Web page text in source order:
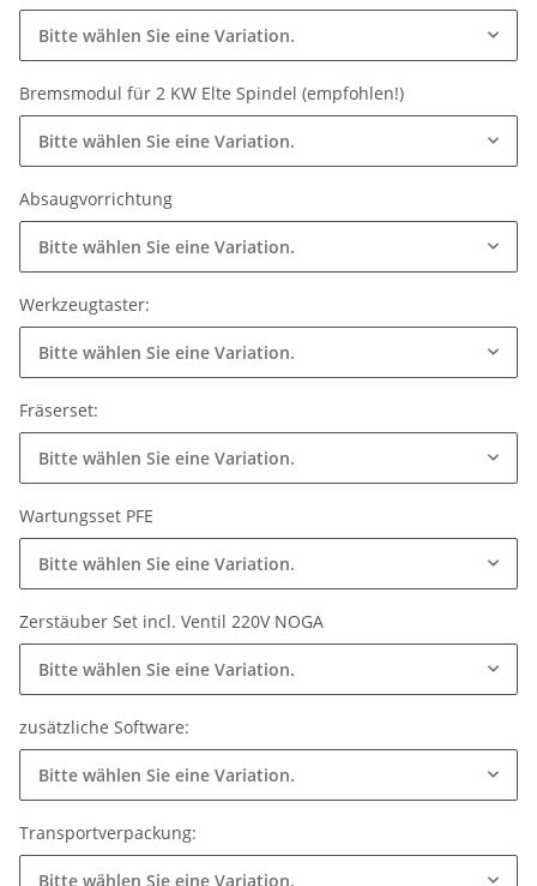
Bitte wählen Sie eine Variation.
Bremsmodul für 2 KW Elte Spindel (empfohlen!)
Bitte wählen Sie eine Variation.
Absaugvorrichtung
Bitte wählen Sie eine Variation.
Werkzeugtaster:
Bitte wählen Sie eine Variation.
Fräserset:
Bitte wählen Sie eine Variation.
Wartungsset PFE
Bitte wählen Sie eine Variation.
Zerstäuber Set incl. Ventil 220V NOGA
Bitte wählen Sie eine Variation.
zusätzliche Software:
Bitte wählen Sie eine Variation.
Transportverpackung:
Bitte wählen Sie eine Variation.